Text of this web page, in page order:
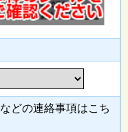
などの連絡事項はこち